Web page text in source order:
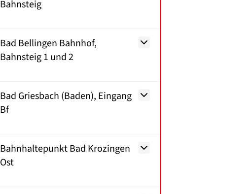
Bahnsteig
Bad Bellingen Bahnhof,
Bahnsteig 1 und 2
Bad Griesbach (Baden), Eingang
Bf
Bahnhaltepunkt Bad Krozingen
Ost